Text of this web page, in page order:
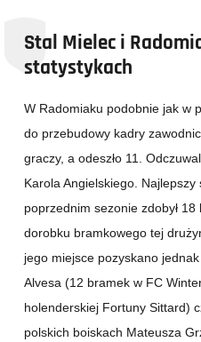
Stal Mielec i
statystykach
W Radomiaku podobnie jak w
do przebudowy kadry
graczy, a odeszło 11.
Karola Angielskiego.
poprzednim sezonie zdobył
dorobku bramkowego tej
jego miejsce pozyskano
Alvesa (12 bramek w FC
holenderskiej Fortuny Sittard)
polskich boiskach Mateusza